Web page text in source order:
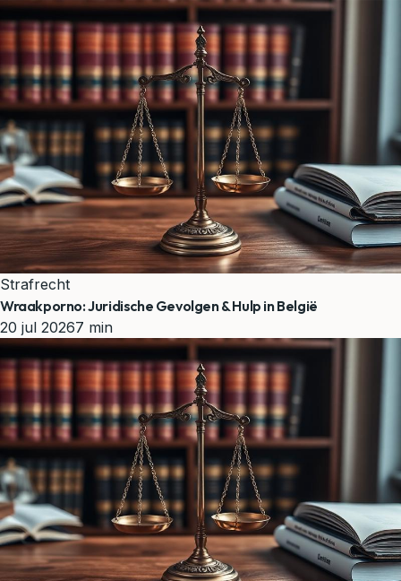
Strafrecht
Wraakporno: Juridische Gevolgen & Hulp in België
20 jul 20267 min